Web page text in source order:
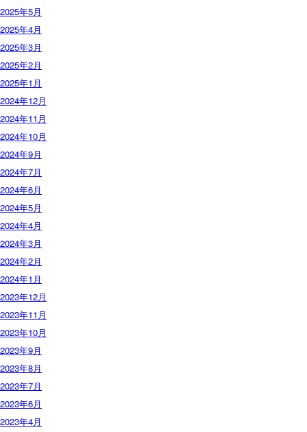
2025年5月
2025年4月
2025年3月
2025年2月
2025年1月
2024年12月
2024年11月
2024年10月
2024年9月
2024年7月
2024年6月
2024年5月
2024年4月
2024年3月
2024年2月
2024年1月
2023年12月
2023年11月
2023年10月
2023年9月
2023年8月
2023年7月
2023年6月
2023年4月